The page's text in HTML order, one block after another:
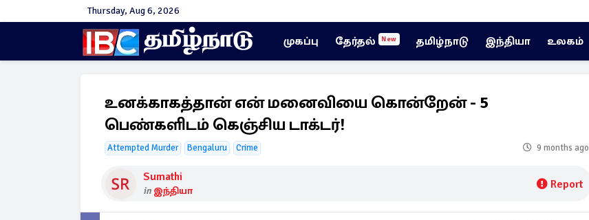
Thursday, Aug 6, 2026
முகப்பு தேர்தல் New தமிழ்நாடு இந்தியா உலகம்
உனக்காகத்தான் என் மனைவியை கொன்றேன் - 5
பெண்களிடம் கெஞ்சிய டாக்டர்!
Attempted Murder Bengaluru Crime 9 months ago
Sumathi
in இந்தியா Report